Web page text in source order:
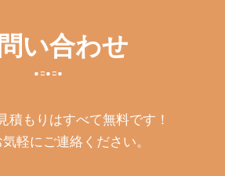
い合わせ
積もりはすべて無料です！
軽にご連絡ください。